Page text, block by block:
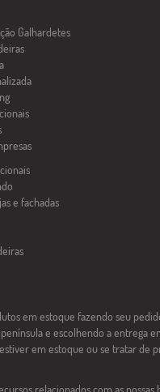
Galhardetes
e fachadas
em estoque fazendo seu
e escolhendo a entrega
em estoque ou se tratar de